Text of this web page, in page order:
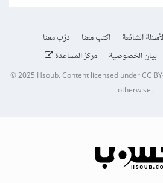
الشائعة اكتب معنا
درّب معنا
بيان الخصوصية مركز المساعدة
© 2025Hsoub.Content licensed underCC
otherwise.